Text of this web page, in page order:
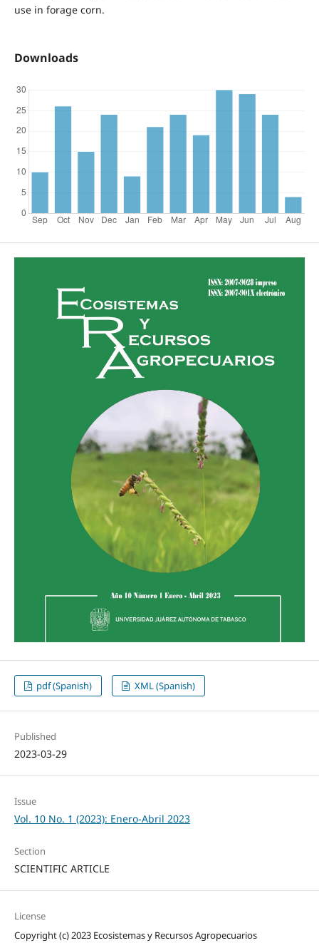
use in forage corn.
Downloads
pdf (Spanish) XML (Spanish)
Published
2023-03-29
Issue
Vol. 10 No. 1 (2023): Enero-Abril 2023
Section
SCIENTIFIC ARTICLE
License
Copyright (c) 2023 Ecosistemas y Recursos Agropecuarios